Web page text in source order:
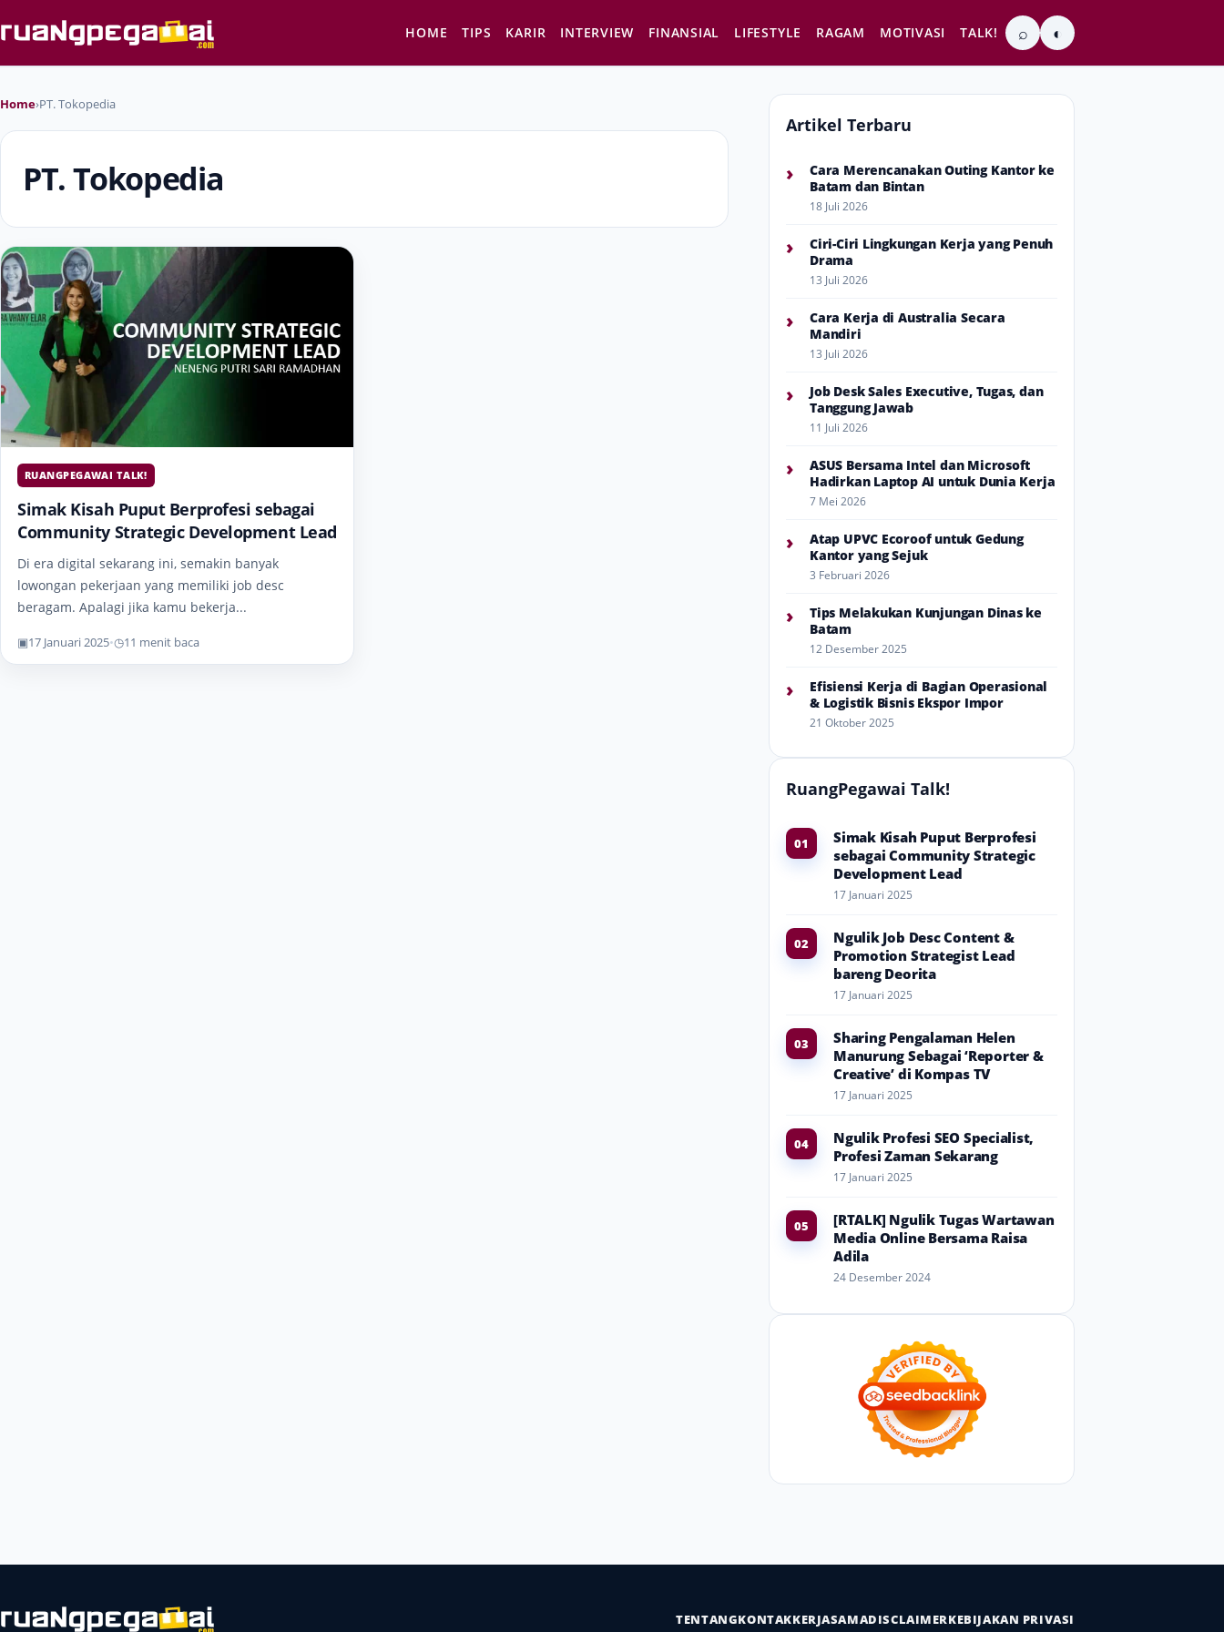
HOME TIPS KARIR INTERVIEW FINANSIAL LIFESTYLE RAGAM MOTIVASI TALK! ⌕ ◐
Home›PT. Tokopedia
PT. Tokopedia
RUANGPEGAWAI TALK!
Simak Kisah Puput Berprofesi sebagai
Community Strategic Development Lead
Di era digital sekarang ini, semakin banyak
lowongan pekerjaan yang memiliki job desc
beragam. Apalagi jika kamu bekerja...
▣17 Januari 2025•◷11 menit baca
Artikel Terbaru
›
Cara Merencanakan Outing Kantor ke
Batam dan Bintan
18 Juli 2026
›
Ciri-Ciri Lingkungan Kerja yang Penuh
Drama
13 Juli 2026
›
Cara Kerja di Australia Secara
Mandiri
13 Juli 2026
›
Job Desk Sales Executive, Tugas, dan
Tanggung Jawab
11 Juli 2026
›
ASUS Bersama Intel dan Microsoft
Hadirkan Laptop AI untuk Dunia Kerja
7 Mei 2026
›
Atap UPVC Ecoroof untuk Gedung
Kantor yang Sejuk
3 Februari 2026
›
Tips Melakukan Kunjungan Dinas ke
Batam
12 Desember 2025
›
Efisiensi Kerja di Bagian Operasional
& Logistik Bisnis Ekspor Impor
21 Oktober 2025
RuangPegawai Talk!
01
Simak Kisah Puput Berprofesi
sebagai Community Strategic
Development Lead
17 Januari 2025
02
Ngulik Job Desc Content &
Promotion Strategist Lead
bareng Deorita
17 Januari 2025
03
Sharing Pengalaman Helen
Manurung Sebagai ‘Reporter &
Creative’ di Kompas TV
17 Januari 2025
04
Ngulik Profesi SEO Specialist,
Profesi Zaman Sekarang
17 Januari 2025
05
[RTALK] Ngulik Tugas Wartawan
Media Online Bersama Raisa
Adila
24 Desember 2024
TENTANGKONTAKKERJASAMADISCLAIMERKEBIJAKAN PRIVASI